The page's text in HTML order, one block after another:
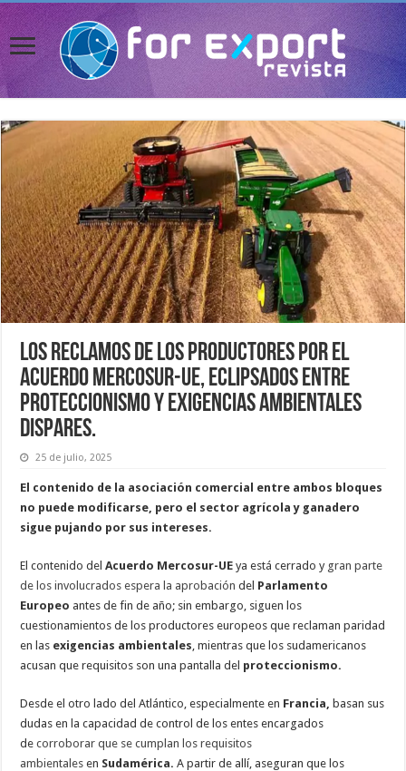
Los reclamos de los productores por el
Acuerdo Mercosur-UE, eclipsados entre
proteccionismo y exigencias ambientales
dispares.
25 de julio, 2025
El contenido de la asociación comercial entre ambos bloques
no puede modificarse, pero el sector agrícola y ganadero
sigue pujando por sus intereses.
El contenido delAcuerdo Mercosur-UEya está cerrado ygran parte
de los involucrados espera la aprobacióndel Parlamento
Europeo antes de fin de año; sin embargo, siguen los
cuestionamientos de los productores europeos que reclaman paridad
en las exigencias ambientales , mientras que los sudamericanos
acusan que requisitos son una pantalla del proteccionismo.
Desde el otro lado del Atlántico, especialmente en Francia,
basan sus
dudas en la capacidad de control de los entes encargados
decorroborar que se cumplan los requisitos
ambientales en Sudamérica. A partir de allí, aseguran que los